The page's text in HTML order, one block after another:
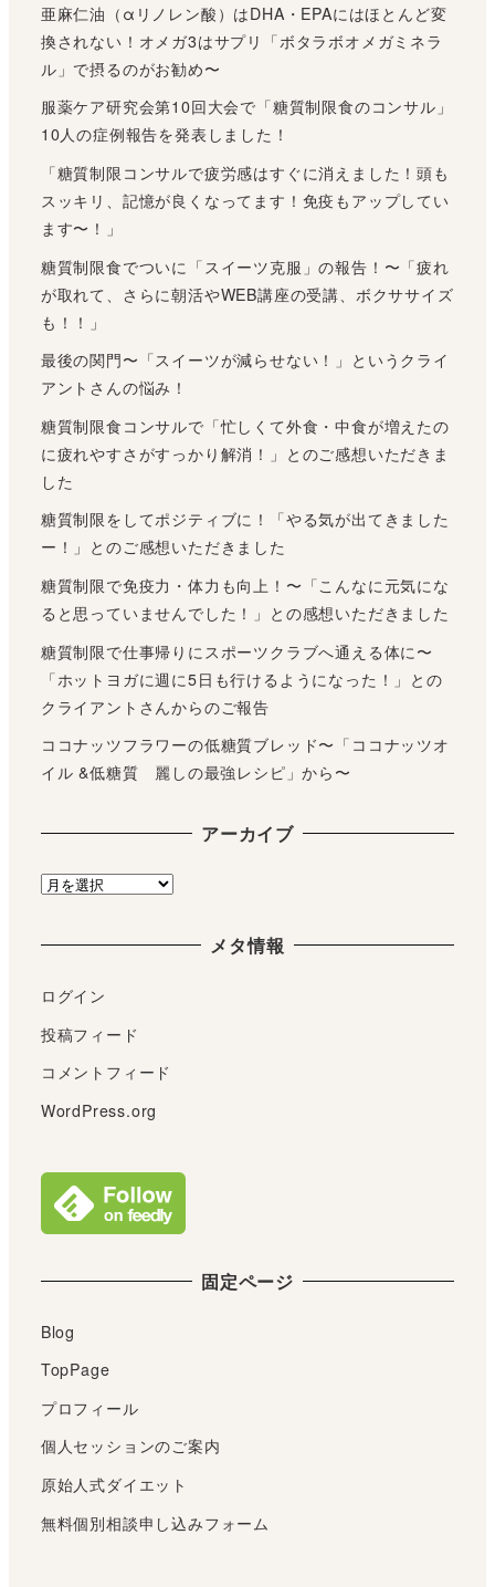
亜麻仁油（αリノレン酸）はDHA・EPAにはほとんど変
換されない！オメガ3はサプリ「ボタラボオメガミネラ
ル」で摂るのがお勧め〜
服薬ケア研究会第10回大会で「糖質制限食のコンサル」
10人の症例報告を発表しました！
「糖質制限コンサルで疲労感はすぐに消えました！頭も
スッキリ、記憶が良くなってます！免疫もアップしてい
ます〜！」
糖質制限食でついに「スイーツ克服」の報告！〜「疲れ
が取れて、さらに朝活やWEB講座の受講、ボクササイズ
も！！」
最後の関門〜「スイーツが減らせない！」というクライ
アントさんの悩み！
糖質制限食コンサルで「忙しくて外食・中食が増えたの
に疲れやすさがすっかり解消！」とのご感想いただきま
した
糖質制限をしてポジティブに！「やる気が出てきました
ー！」とのご感想いただきました
糖質制限で免疫力・体力も向上！〜「こんなに元気にな
ると思っていませんでした！」との感想いただきました
糖質制限で仕事帰りにスポーツクラブへ通える体に〜
「ホットヨガに週に5日も行けるようになった！」との
クライアントさんからのご報告
ココナッツフラワーの低糖質ブレッド〜「ココナッツオ
イル &低糖質 麗しの最強レシピ」から〜
アーカイブ
ア
ブ
メタ情報
ログイン
投稿フィード
コメントフィード
WordPress.org
固定ページ
Blog
TopPage
プロフィール
個人セッションのご案内
原始人式ダイエット
無料個別相談申し込みフォーム